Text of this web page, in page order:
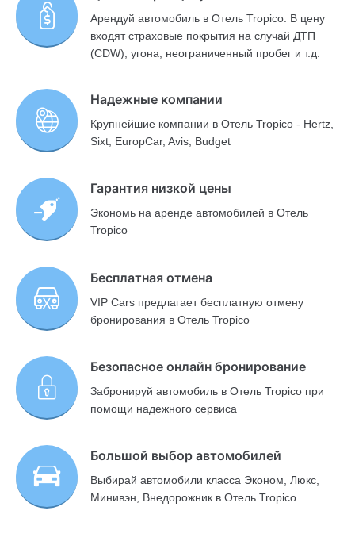
Арендуй автомобиль в Отель Tropico. В цену
входят страховые покрытия на случай ДТП
(CDW), угона, неограниченный пробег и т.д.
Надежные компании
Крупнейшие компании в Отель Tropico - Hertz,
Sixt, EuropCar, Avis, Budget
Гарантия низкой цены
Экономь на аренде автомобилей в Отель
Tropico
Бесплатная отмена
VIP Cars предлагает бесплатную отмену
бронирования в Отель Tropico
Безопасное онлайн бронирование
Забронируй автомобиль в Отель Tropico при
помощи надежного сервиса
Большой выбор автомобилей
Выбирай автомобили класса Эконом, Люкс,
Минивэн, Внедорожник в Отель Tropico